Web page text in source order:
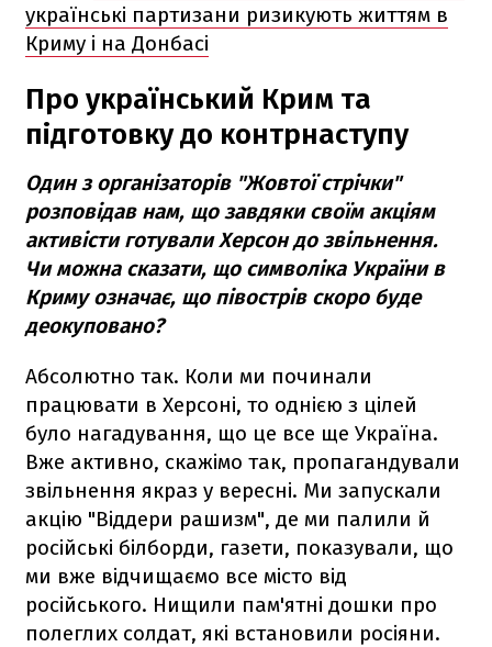
українські партизани ризикують життям в
Криму і на Донбасі
Про український Крим та
підготовку до контрнаступу
Один з організаторів "Жовтої стрічки"
розповідав нам, що завдяки своїм акціям
активісти готували Херсон до звільнення.
Чи можна сказати, що символіка України в
Криму означає, що півострів скоро буде
деокуповано?
Абсолютно так. Коли ми починали
працювати в Херсоні, то однією з цілей
було нагадування, що це все ще Україна.
Вже активно, скажімо так, пропагандували
звільнення якраз у вересні. Ми запускали
акцію "Віддери рашизм", де ми палили й
російські білборди, газети, показували, що
ми вже відчищаємо все місто від
російського. Нищили пам'ятні дошки про
полеглих солдат, які встановили росіяни.